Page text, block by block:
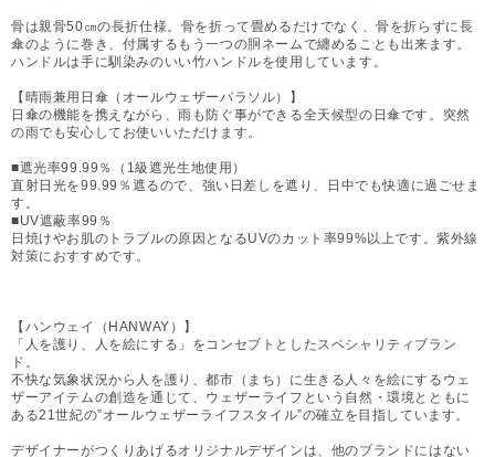
骨は親骨50㎝の長折仕様。骨を折って畳めるだけでなく、骨を折らずに長
傘のように巻き、付属するもう一つの胴ネームで纏めることも出来ます。
ハンドルは手に馴染みのいい竹ハンドルを使用しています。
【晴雨兼用日傘（オールウェザーパラソル）】
日傘の機能を携えながら、雨も防ぐ事ができる全天候型の日傘です。突然
の雨でも安心してお使いいただけます。
■遮光率99.99％（1級遮光生地使用）
直射日光を99.99％遮るので、強い日差しを遮り、日中でも快適に過ごせま
す。
■UV遮蔽率99％
日焼けやお肌のトラブルの原因となるUVのカット率99%以上です。紫外線
対策におすすめです。
【ハンウェイ（HANWAY）】
「人を護り、人を絵にする」をコンセプトとしたスペシャリティブラン
ド。
不快な気象状況から人を護り、都市（まち）に生きる人々を絵にするウェ
ザーアイテムの創造を通じて、ウェザーライフという自然・環境とともに
ある21世紀の”オールウェザーライフスタイル”の確立を目指しています。
デザイナーがつくりあげるオリジナルデザインは、他のブランドにはない